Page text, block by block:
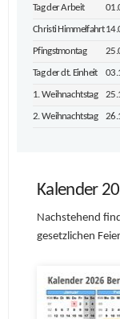
Tag der Arbeit
Christi Himmelfahrt
Pfingstmontag
Tag der dt. Einheit
1. Weihnachtstag
2. Weihnachtstag
Kalender
Nachstehend
gesetzlichen